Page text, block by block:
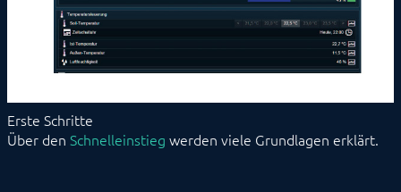
Erste Schritte
Über den Schnelleinstieg werden viele Grundlagen erklärt.